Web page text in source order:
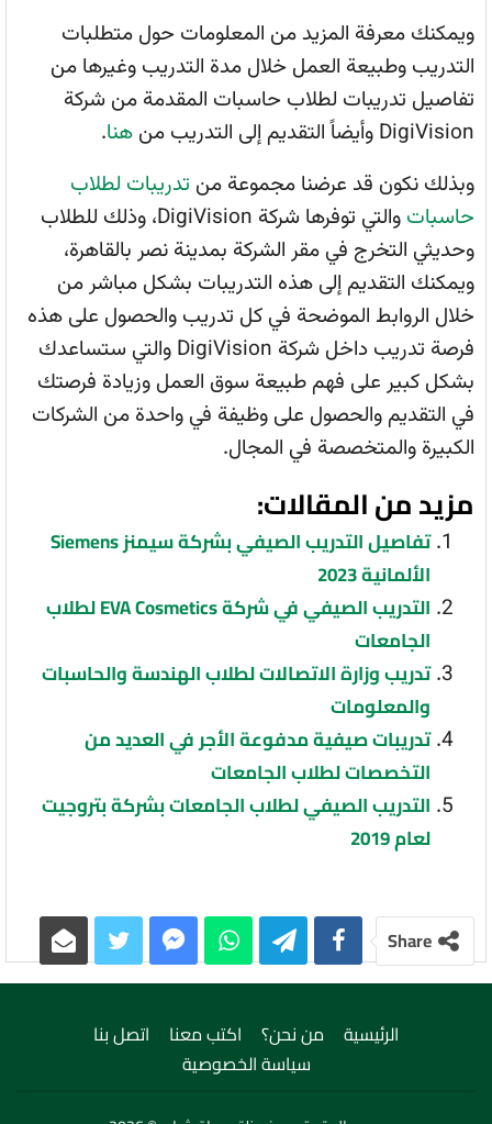
ويمكنك معرفة المزيد من المعلومات حول متطلبات
التدريب وطبيعة العمل خلال مدة التدريب وغيرها من
تفاصيل تدريبات لطلاب حاسبات المقدمة من شركة
DigiVision وأيضاً التقديم إلى التدريب من
هنا.
وبذلك نكون قد عرضنا مجموعة من تدريبات لطلاب
حاسبات
والتي توفرها شركة DigiVision، وذلك للطلاب
وحديثي التخرج في مقر الشركة بمدينة نصر بالقاهرة،
ويمكنك التقديم إلى هذه التدريبات بشكل مباشر من
خلال الروابط الموضحة في كل تدريب والحصول على هذه
فرصة تدريب داخل شركة DigiVision والتي ستساعدك
بشكل كبير على فهم طبيعة سوق العمل وزيادة فرصتك
في التقديم والحصول على وظيفة في واحدة من الشركات
الكبيرة والمتخصصة في المجال.
مزيد من المقالات:
تفاصيل التدريب الصيفي بشركة سيمنز Siemens
الألمانية 2023
التدريب الصيفي في شركة EVA Cosmetics لطلاب
الجامعات
تدريب وزارة الاتصالات لطلاب الهندسة والحاسبات
والمعلومات
تدريبات صيفية مدفوعة الأجر في العديد من
التخصصات لطلاب الجامعات
التدريب الصيفي لطلاب الجامعات بشركة بتروجيت
لعام 2019
Share
الرئيسية من نحن؟ اكتب معنا
اتصل بنا
سياسة الخصوصية